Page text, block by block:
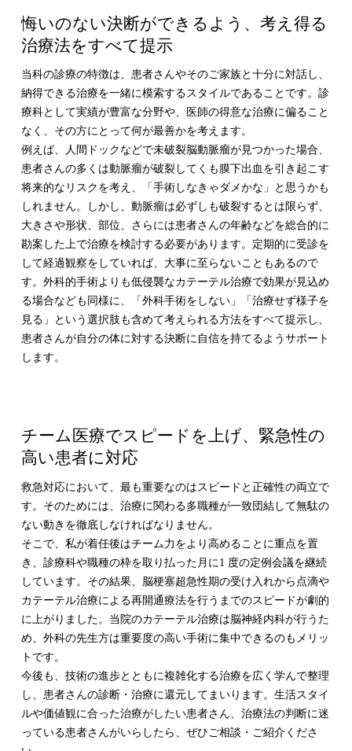
悔いのない決断ができるよう、考え得る
治療法をすべて提示
当科の診療の特徴は、患者さんやそのご家族と十分に対話し、
納得できる治療を一緒に模索するスタイルであることです。診
療科として実績が豊富な分野や、医師の得意な治療に偏ること
なく、その方にとって何が最善かを考えます。
例えば、人間ドックなどで未破裂脳動脈瘤が見つかった場合、
患者さんの多くは動脈瘤が破裂してくも膜下出血を引き起こす
将来的なリスクを考え、「手術しなきゃダメかな」と思うかも
しれません。しかし、動脈瘤は必ずしも破裂するとは限らず、
大きさや形状、部位、さらには患者さんの年齢などを総合的に
勘案した上で治療を検討する必要があります。定期的に受診を
して経過観察をしていれば、大事に至らないこともあるので
す。外科的手術よりも低侵襲なカテーテル治療で効果が見込め
る場合なども同様に、「外科手術をしない」「治療せず様子を
見る」という選択肢も含めて考えられる方法をすべて提示し、
患者さんが自分の体に対する決断に自信を持てるようサポート
します。
チーム医療でスピードを上げ、緊急性の
高い患者に対応
救急対応において、最も重要なのはスピードと正確性の両立で
す。そのためには、治療に関わる多職種が一致団結して無駄の
ない動きを徹底しなければなりません。
そこで、私が着任後はチーム力をより高めることに重点を置
き、診療科や職種の枠を取り払った月に1 度の定例会議を継続
しています。その結果、脳梗塞超急性期の受け入れから点滴や
カテーテル治療による再開通療法を行うまでのスピードが劇的
に上がりました。当院のカテーテル治療は脳神経内科が行うた
め、外科の先生方は重要度の高い手術に集中できるのもメリッ
トです。
今後も、技術の進歩とともに複雑化する治療を広く学んで整理
し、患者さんの診断・治療に還元してまいります。生活スタイ
ルや価値観に合った治療がしたい患者さん、治療法の判断に迷
っている患者さんがいらしたら、ぜひご相談・ご紹介くださ